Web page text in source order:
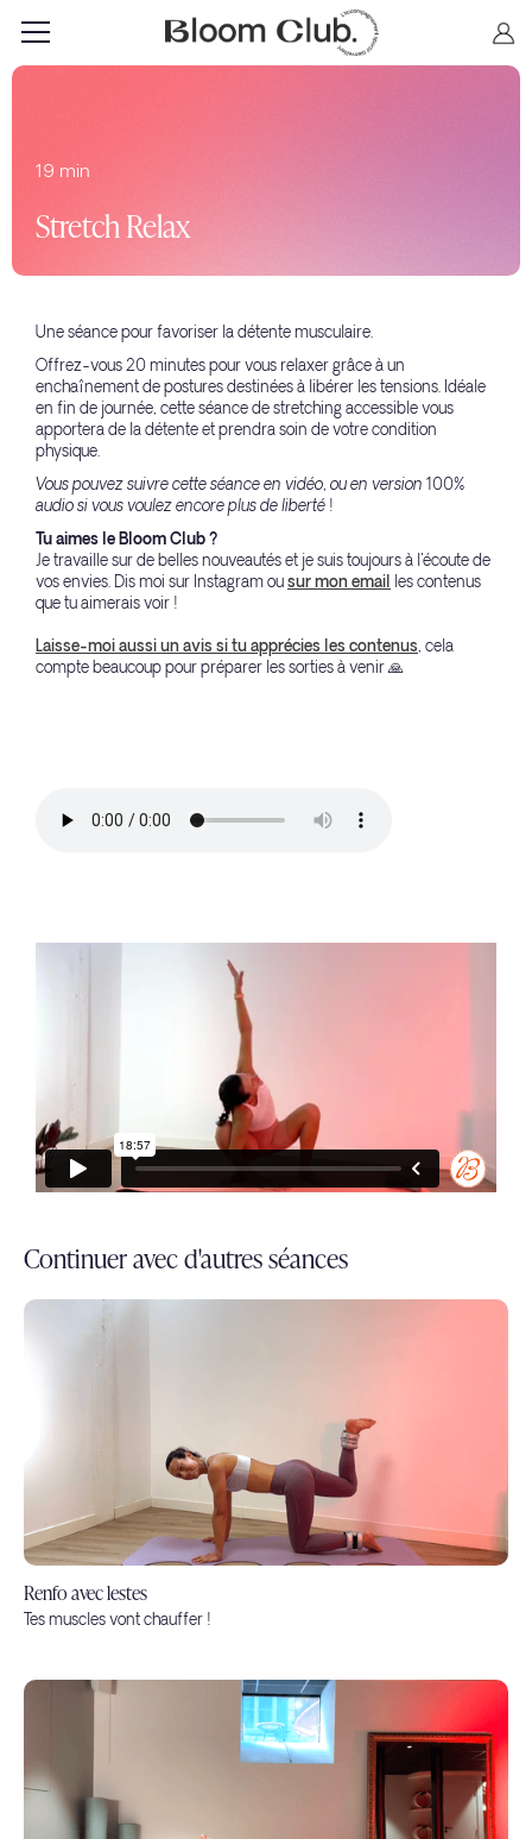
19 min
Stretch Relax
Une séance pour favoriser la détente musculaire.
Offrez-vous 20 minutes pour vous relaxer grâce à un
enchaînement de postures destinées à libérer les tensions. Idéale
en fin de journée, cette séance de stretching accessible vous
apportera de la détente et prendra soin de votre condition
physique.
Vous pouvez suivre cette séance en vidéo, ou en version 100%
audio si vous voulez encore plus de liberté !
Tu aimes le Bloom Club ?
Je travaille sur de belles nouveautés et je suis toujours à l'écoute de
vos envies. Dis moi sur Instagram ousur mon email les contenus
que tu aimerais voir !
Laisse-moi aussi un avis si tu apprécies les contenus, cela
compte beaucoup pour préparer les sorties à venir 🙏
Continuer avec d'autres séances
Renfo avec lestes
Tes muscles vont chauffer !